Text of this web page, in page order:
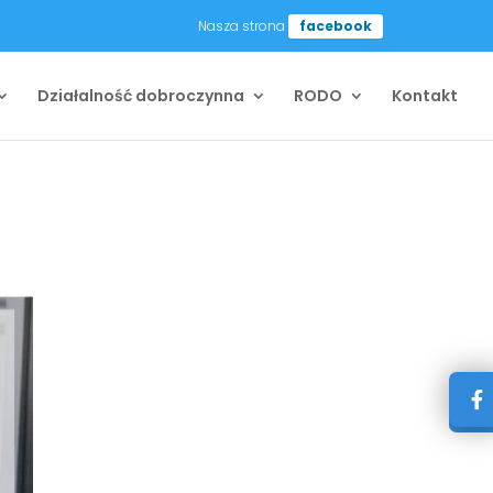
Nasza strona facebook
Działalność dobroczynna RODO Kontakt